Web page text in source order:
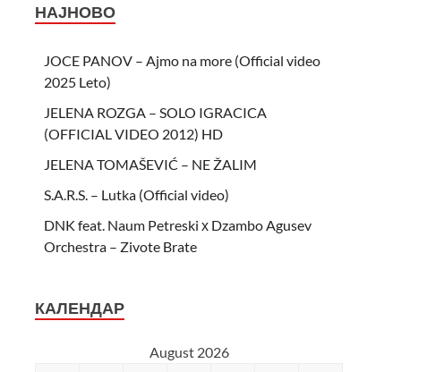
НАЈНОВО
JOCE PANOV – Ajmo na more (Official video
2025 Leto)
JELENA ROZGA – SOLO IGRACICA
(OFFICIAL VIDEO 2012) HD
JELENA TOMAŠEVIĆ – NE ŽALIM
S.A.R.S. – Lutka (Official video)
DNK feat. Naum Petreski х Dzambo Agusev
Orchestra – Zivote Brate
КАЛЕНДАР
August 2026